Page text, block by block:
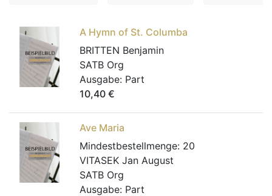
A Hymn of St. Columba
BRITTEN Benjamin
SATB Org
Ausgabe: Part
10,40 €
Ave Maria
Mindestbestellmenge: 20
VITASEK Jan August
SATB Org
Ausgabe: Part